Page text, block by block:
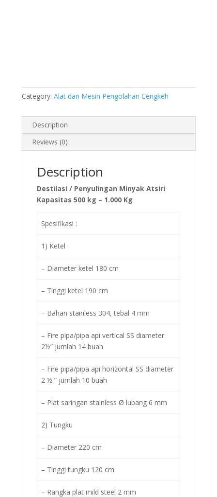
Category: Alat dan Mesin Pengolahan Cengkeh
Description
Reviews (0)
Description
Destilasi / Penyulingan Minyak Atsiri
Kapasitas 500 kg – 1.000 Kg
Spesifikasi :
1) Ketel :
– Diameter ketel 180 cm
– Tinggi ketel 190 cm
– Bahan stainless 304, tebal 4 mm
– Fire pipa/pipa api vertical SS diameter
2½” jumlah 14 buah
– Fire pipa/pipa api horizontal SS diameter
2 ½ ” jumlah 10 buah
– Plat saringan stainless Ø lubang 6 mm
2) Tungku
– Diameter 220 cm
– Tinggi tungku 120 cm
– Rangka plat mild steel 2 mm